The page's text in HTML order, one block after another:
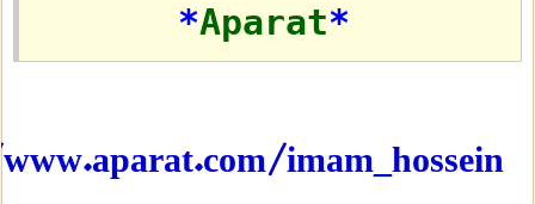
*
Aparat
*
imam_hossein